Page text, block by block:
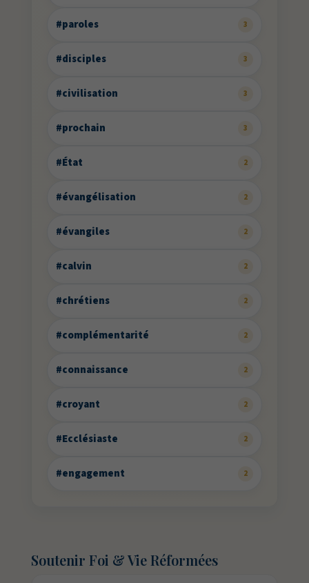
#paroles 3
#disciples 3
#civilisation 3
#prochain 3
#État 2
#évangélisation 2
#évangiles 2
#calvin 2
#chrétiens 2
#complémentarité 2
#connaissance 2
#croyant 2
#Ecclésiaste 2
#engagement 2
Soutenir Foi & Vie Réformées